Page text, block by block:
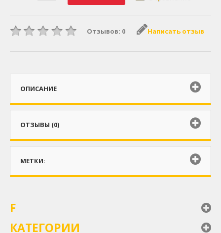
Отзывов: 0 Написать отзыв
ОПИСАНИЕ
ОТЗЫВЫ (0)
МЕТКИ:
F
КАТЕГОРИИ